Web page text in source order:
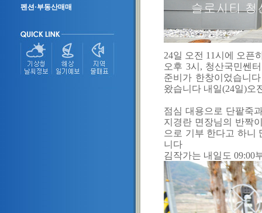
펜션·부동산매매
24일 오전 11시에 오픈
오후 3시, 청산국민쎈
준비가 한창이었습니
왔습니다 내일(24일)오
점심 대용으로 단팥죽
지경란 면장님의 반짝
으로 기부 한다고 하니
니다
김작가는 내일도 09:00